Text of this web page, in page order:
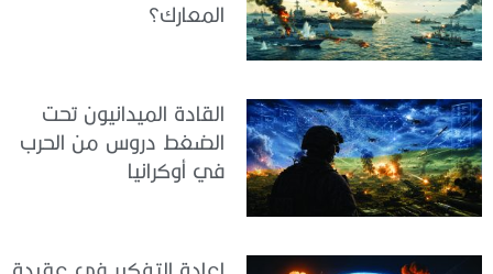
المعارك؟
القادة الميدانيون تحت
الضغط دروس من الحرب
في أوكرانيا
إعادة التفكير في عقيدة